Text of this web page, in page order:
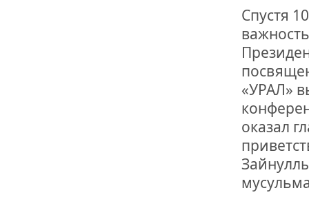
Спустя
«УРАЛ»
оказал